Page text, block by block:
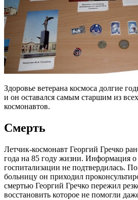
Здоровье ветерана космоса долгие
и он оставался самым старшим из
космонавтов.
Смерть
Летчик-космонавт Георгий Гречко
года на 85 году жизни. Информация о
госпитализации не подтвердилась.
больницу он приходил
смертью Георгий Гречко пережил
восстановить которое не помогли